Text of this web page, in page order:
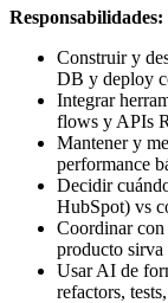
Responsabilidades:
Construir y
DB y deploy
Integrar
flows y APIs
Mantener y
performance
Decidir
HubSpot) vs
Coordinar
producto sirva
Usar AI de
refactors,